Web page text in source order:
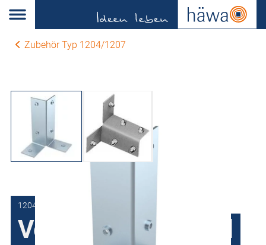
Zubehör Typ 1204/1207
1204-0115-51-90
Verbindungswinkel